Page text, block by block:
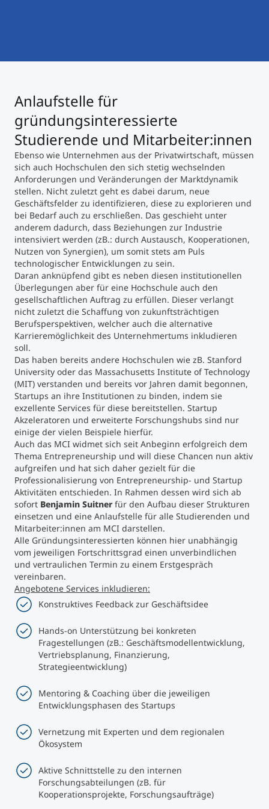
Study Finder Bachelor/Master
Masterclasses
Management-Seminare
Technische Weiterbildung
Maßgeschneiderte Programme
Studienberatung
Executive Education Finder
Anlaufstelle für
gründungsinteressierte
Studierende und Mitarbeiter:innen
Ebenso wie Unternehmen aus der Privatwirtschaft, müssen
sich auch Hochschulen den sich stetig wechselnden
Anforderungen und Veränderungen der Marktdynamik
stellen. Nicht zuletzt geht es dabei darum, neue
Geschäftsfelder zu identifizieren, diese zu explorieren und
bei Bedarf auch zu erschließen. Das geschieht unter
anderem dadurch, dass Beziehungen zur Industrie
intensiviert werden (zB.: durch Austausch, Kooperationen,
Nutzen von Synergien), um somit stets am Puls
technologischer Entwicklungen zu sein.
Daran anknüpfend gibt es neben diesen institutionellen
Überlegungen aber für eine Hochschule auch den
gesellschaftlichen Auftrag zu erfüllen. Dieser verlangt
nicht zuletzt die Schaffung von zukunftsträchtigen
Berufsperspektiven, welcher auch die alternative
Karrieremöglichkeit des Unternehmertums inkludieren
soll.
Das haben bereits andere Hochschulen wie zB. Stanford
University oder das Massachusetts Institute of Technology
(MIT) verstanden und bereits vor Jahren damit begonnen,
Startups an ihre Institutionen zu binden, indem sie
exzellente Services für diese bereitstellen. Startup
Akzeleratoren und erweiterte Forschungshubs sind nur
einige der vielen Beispiele hierfür.
Auch das MCI widmet sich seit Anbeginn erfolgreich dem
Thema Entrepreneurship und will diese Chancen nun aktiv
aufgreifen und hat sich daher gezielt für die
Professionalisierung von Entrepreneurship- und Startup
Aktivitäten entschieden. In Rahmen dessen wird sich ab
sofort Benjamin Suitnerfür den Aufbau dieser Strukturen
einsetzen und eine Anlaufstelle für alle Studierenden und
Mitarbeiter:innen am MCI darstellen.
Alle Gründungsinteressierten können hier unabhängig
vom jeweiligen Fortschrittsgrad einen unverbindlichen
und vertraulichen Termin zu einem Erstgespräch
vereinbaren.
Angebotene Services inkludieren:
Konstruktives Feedback zur Geschäftsidee
Hands-on Unterstützung bei konkreten
Fragestellungen (zB.: Geschäftsmodellentwicklung,
Vertriebsplanung, Finanzierung,
Strategieentwicklung)
Mentoring & Coaching über die jeweiligen
Entwicklungsphasen des Startups
Vernetzung mit Experten und dem regionalen
Ökosystem
Aktive Schnittstelle zu den internen
Forschungsabteilungen (zB. für
Kooperationsprojekte, Forschungsaufträge)